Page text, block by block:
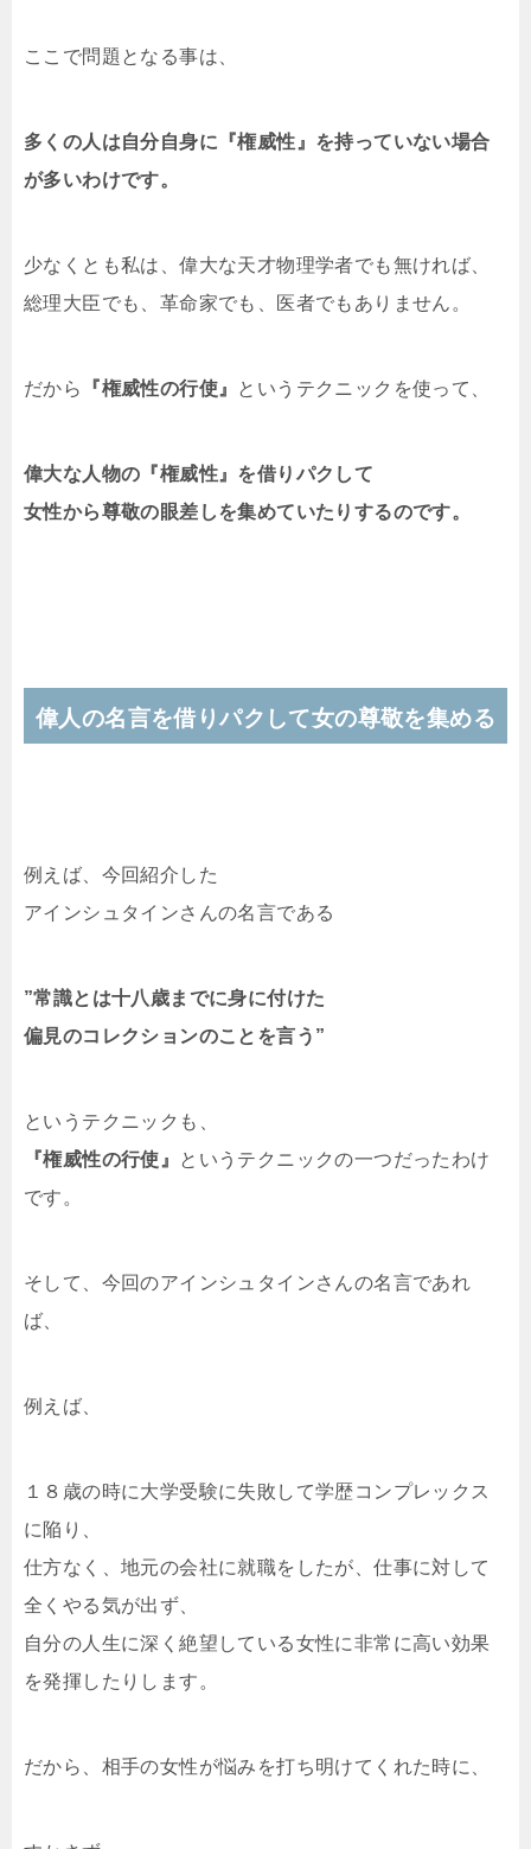
ここで問題となる事は、
多くの人は自分自身に『権威性』を持っていない場合
が多いわけです。
少なくとも私は、偉大な天才物理学者でも無ければ、
総理大臣でも、革命家でも、医者でもありません。
だから 『権威性の行使』 というテクニックを使って、
偉大な人物の『権威性』を借りパクして
女性から尊敬の眼差しを集めていたりするのです。
偉人の名言を借りパクして女の尊敬を集める
例えば、今回紹介した
アインシュタインさんの名言である
”常識とは十八歳までに身に付けた
偏見のコレクションのことを言う”
というテクニックも、
『権威性の行使』
というテクニックの一つだったわけ
です。
そして、今回のアインシュタインさんの名言であれ
ば、
例えば、
１８歳の時に大学受験に失敗して学歴コンプレックス
に陥り、
仕方なく、地元の会社に就職をしたが、仕事に対して
全くやる気が出ず、
自分の人生に深く絶望している女性に非常に高い効果
を発揮したりします。
だから、相手の女性が悩みを打ち明けてくれた時に、